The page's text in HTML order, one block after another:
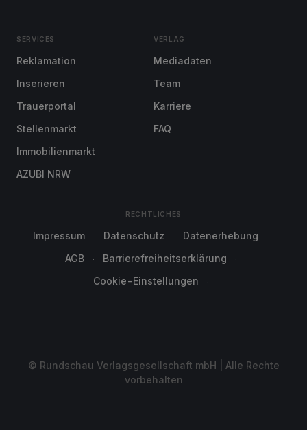
SERVICES
Reklamation
Inserieren
Trauerportal
Stellenmarkt
Immobilienmarkt
AZUBI NRW
VERLAG
Mediadaten
Team
Karriere
FAQ
RECHTLICHES
Impressum Datenschutz
Datenerhebung
AGB
Barrierefreiheitserklärung
Cookie-Einstellungen
© Rundschau Verlagsgesellschaft mbH | Alle Rechte
vorbehalten